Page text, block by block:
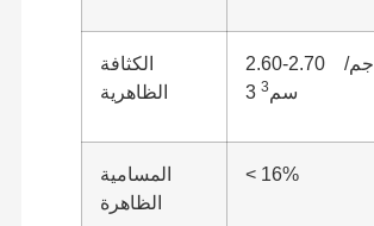
الكثافة
الظاهرية
2.60-2.70 جم/
سم3
المسامية
الظاهرة
< 16%